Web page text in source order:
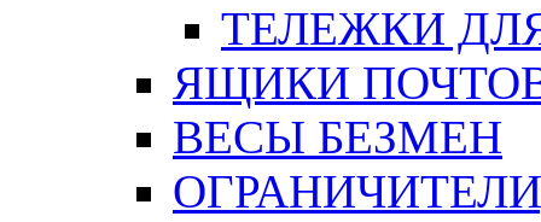
ТЕЛЕЖКИ
ЯЩИКИ
ВЕСЫ БЕЗМЕН